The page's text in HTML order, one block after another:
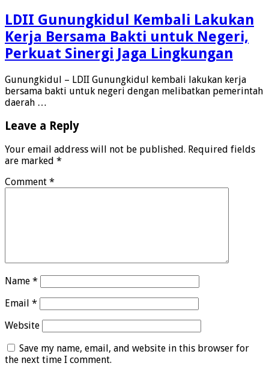
LDII Gunungkidul Kembali Lakukan
Kerja Bersama Bakti untuk Negeri,
Perkuat Sinergi Jaga Lingkungan
Gunungkidul – LDII Gunungkidul kembali lakukan kerja
bersama bakti untuk negeri dengan melibatkan pemerintah
daerah …
Leave a Reply
Your email address will not be published. Required fields
are marked *
Comment *
Name *
Email *
Website
Save my name, email, and website in this browser for
the next time I comment.